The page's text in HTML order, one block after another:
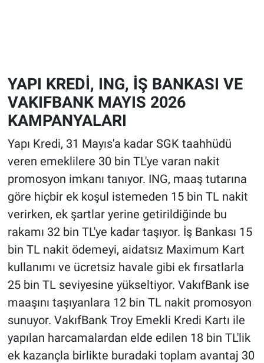
YAPI KREDİ, ING, İŞ BANKASI VE
VAKIFBANK MAYIS 2026
KAMPANYALARI
Yapı Kredi, 31 Mayıs'a kadar SGK taahhüdü
veren emeklilere 30 bin TL'ye varan nakit
promosyon imkanı tanıyor. ING, maaş tutarına
göre hiçbir ek koşul istemeden 15 bin TL nakit
verirken, ek şartlar yerine getirildiğinde bu
rakamı 32 bin TL'ye kadar taşıyor. İş Bankası 15
bin TL nakit ödemeyi, aidatsız Maximum Kart
kullanımı ve ücretsiz havale gibi ek fırsatlarla
25 bin TL seviyesine yükseltiyor. VakıfBank ise
maaşını taşıyanlara 12 bin TL nakit promosyon
sunuyor. VakıfBank Troy Emekli Kredi Kartı ile
yapılan harcamalardan elde edilen 18 bin TL'lik
ek kazançla birlikte buradaki toplam avantaj 30